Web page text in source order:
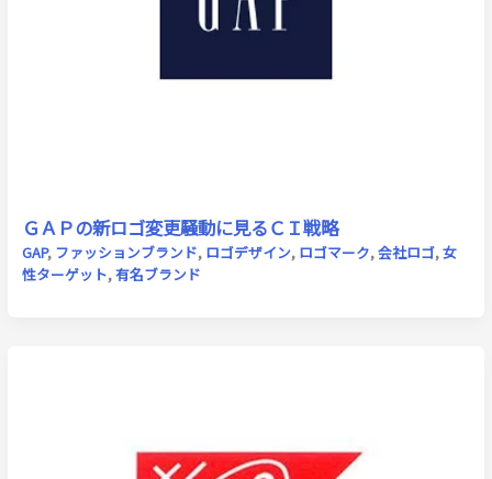
ＧＡＰの新ロゴ変更騒動に見るＣＩ戦略
GAP, ファッションブランド, ロゴデザイン, ロゴマーク,会社ロゴ,女
性ターゲット,有名ブランド